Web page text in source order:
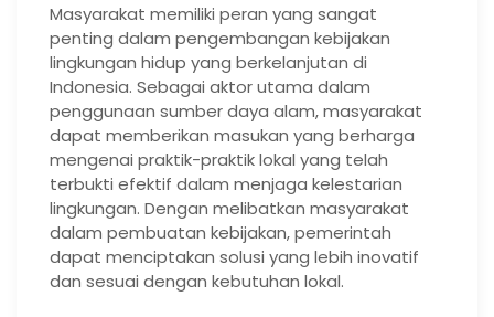
Masyarakat memiliki peran yang sangat
penting dalam pengembangan kebijakan
lingkungan hidup yang berkelanjutan di
Indonesia. Sebagai aktor utama dalam
penggunaan sumber daya alam, masyarakat
dapat memberikan masukan yang berharga
mengenai praktik-praktik lokal yang telah
terbukti efektif dalam menjaga kelestarian
lingkungan. Dengan melibatkan masyarakat
dalam pembuatan kebijakan, pemerintah
dapat menciptakan solusi yang lebih inovatif
dan sesuai dengan kebutuhan lokal.